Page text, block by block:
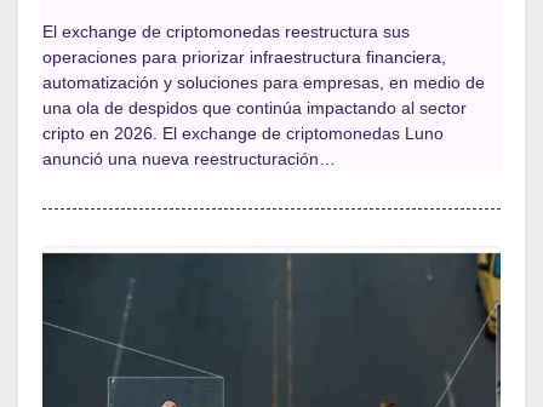
El exchange de criptomonedas reestructura sus
operaciones para priorizar infraestructura financiera,
automatización y soluciones para empresas, en medio de
una ola de despidos que continúa impactando al sector
cripto en 2026. El exchange de criptomonedas Luno
anunció una nueva reestructuración…